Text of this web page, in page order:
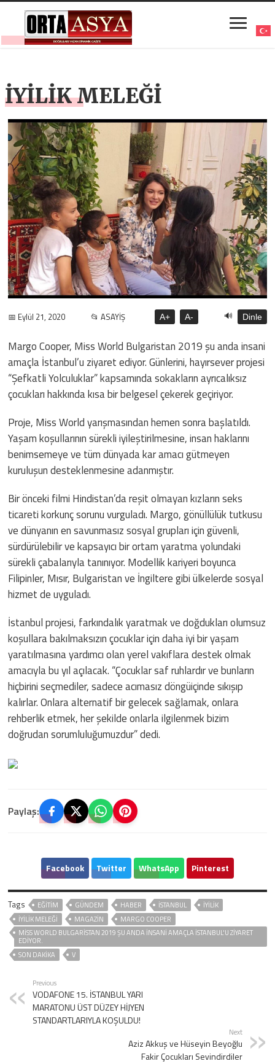
İYİLİK MELEĞİ
📅 Eylül 21, 2020 📂 ASAYİŞ A+ A- 🔊 Dinle
Margo Cooper, Miss World Bulgaristan 2019 şu anda insani
amaçla İstanbul’u ziyaret ediyor. Günlerini, hayırsever projesi
“Şefkatli Yolculuklar” kapsamında sokakların ayrıcalıksız
çocukları hakkında kısa bir belgesel çekerek geçiriyor.
Proje, Miss World yarışmasından hemen sonra başlatıldı.
Yaşam koşullarının sürekli iyileştirilmesine, insan haklarını
benimsemeye ve tüm dünyada kar amacı gütmeyen
kuruluşun desteklenmesine adanmıştır.
Bir önceki filmi Hindistan’da reşit olmayan kızların seks
ticareti korkunç sorunu vurguladı. Margo, gönüllülük tutkusu
ve dünyanın en savunmasız sosyal grupları için güvenli,
sürdürülebilir ve kapsayıcı bir ortam yaratma yolundaki
sürekli çabalarıyla tanınıyor. Modellik kariyeri boyunca
Filipinler, Mısır, Bulgaristan ve İngiltere gibi ülkelerde sosyal
hizmet de uyguladı.
İstanbul projesi, farkındalık yaratmak ve doğdukları olumsuz
koşullara bakılmaksızın çocuklar için daha iyi bir yaşam
yaratılmasına yardımcı olan yerel vakıflara destek olmak
amacıyla bu yıl açılacak. “Çocuklar saf ruhlardır ve bunların
hiçbirini seçmediler, sadece acımasız döngüiçinde sıkışıp
kalırlar. Onlara alternatif bir gelecek sağlamak, onlara
rehberlik etmek, her şekilde onlarla ilgilenmek bizim
doğrudan sorumluluğumuzdur” dedi.
Paylaş:
Facebook Twitter WhatsApp Pinterest
Tags EĞITIM GÜNDEM HABER ISTANBUL
İYİLİK
İYİLİK MELEĞİ
MAGAZİN
MARGO COOPER
MISS WORLD BULGARISTAN 2019 ŞU ANDA INSANI AMAÇLA İSTANBUL'U ZIYARET
EDIYOR.
SON DAKIKA
V
Previous
VODAFONE 15. İSTANBUL YARI
MARATONU ÜST DÜZEY HİJYEN
STANDARTLARIYLA KOŞULDU!
Next
Aziz Akkuş ve Hüseyin Beyoğlu
Fakir Çocukları Sevindirdiler